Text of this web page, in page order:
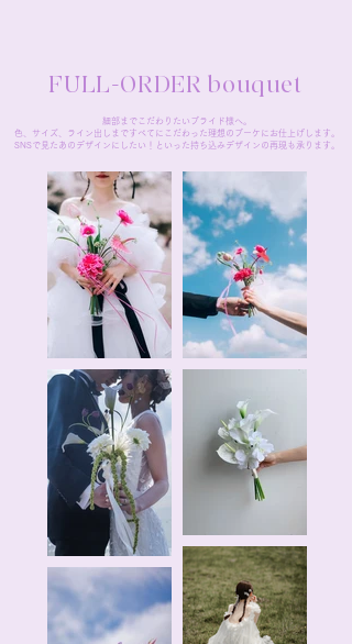
FULL-ORDER bouquet
細部までこだわりたいブライド様へ。
色、サイズ、ライン出しまですべてにこだわった理想のブーケにお仕上げします。
SNSで見たあのデザインにしたい！といった持ち込みデザインの再現も承ります。